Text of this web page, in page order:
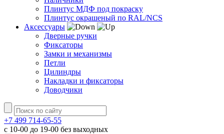
Плинтус МДФ под покраску
Плинтус окрашеный по RAL/NCS
Аксессуары
Дверные ручки
Фиксаторы
Замки и механизмы
Петли
Цилиндры
Накладки и фиксаторы
Доводчики
+7 499 714-65-55
с 10-00 до 19-00 без выходных